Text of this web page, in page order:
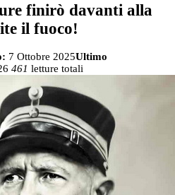
finirò davanti alla
il fuoco!
7 Ottobre 2025Ultimo
461 letture totali